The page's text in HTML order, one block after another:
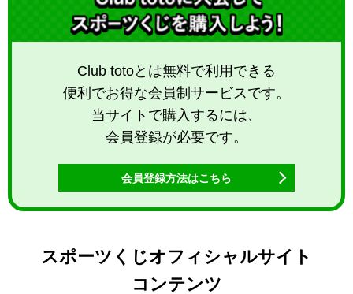
Club totoとは無料で利用できる
便利でお得な会員制サービスです。
当サイトで購入するには、
会員登録が必要です。
会員登録方法はこちら
スポーツくじオフィシャルサイト
コンテンツ